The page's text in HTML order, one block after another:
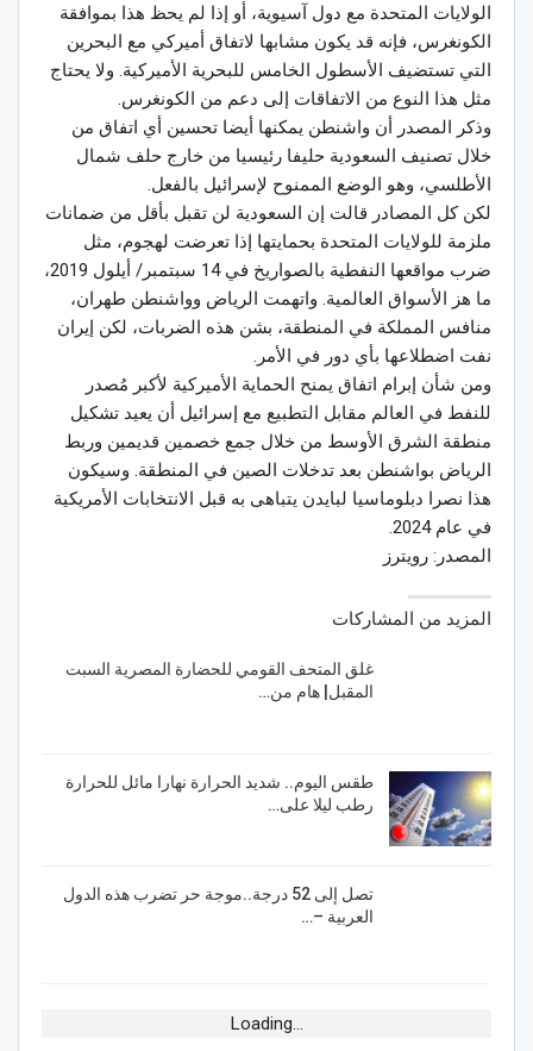
الولايات المتحدة مع دول آسيوية، أو إذا لم يحظ هذا بموافقة
الكونغرس، فإنه قد يكون مشابها لاتفاق أميركي مع البحرين
التي تستضيف الأسطول الخامس للبحرية الأميركية. ولا يحتاج
مثل هذا النوع من الاتفاقات إلى دعم من الكونغرس.
وذكر المصدر أن واشنطن يمكنها أيضا تحسين أي اتفاق من
خلال تصنيف السعودية حليفا رئيسيا من خارج حلف شمال
الأطلسي، وهو الوضع الممنوح لإسرائيل بالفعل.
لكن كل المصادر قالت إن السعودية لن تقبل بأقل من ضمانات
ملزمة للولايات المتحدة بحمايتها إذا تعرضت لهجوم، مثل
ضرب مواقعها النفطية بالصواريخ في 14 سبتمبر/ أيلول 2019،
ما هز الأسواق العالمية. واتهمت الرياض وواشنطن طهران،
منافس المملكة في المنطقة، بشن هذه الضربات، لكن إيران
نفت اضطلاعها بأي دور في الأمر.
ومن شأن إبرام اتفاق يمنح الحماية الأميركية لأكبر مُصدر
للنفط في العالم مقابل التطبيع مع إسرائيل أن يعيد تشكيل
منطقة الشرق الأوسط من خلال جمع خصمين قديمين وربط
الرياض بواشنطن بعد تدخلات الصين في المنطقة. وسيكون
هذا نصرا دبلوماسيا لبايدن يتباهى به قبل الانتخابات الأمريكية
في عام 2024.
المصدر: رويترز
المزيد من المشاركات
غلق المتحف القومي للحضارة المصرية السبت
المقبل| هام من…
طقس اليوم.. شديد الحرارة نهارا مائل للحرارة
رطب ليلا على…
تصل إلى 52 درجة..موجة حر تضرب هذه الدول
العربية –…
Loading...